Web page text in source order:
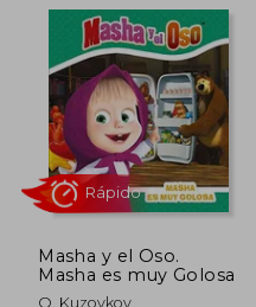
Masha y el Oso.
Masha es muy Golosa
O. Kuzovkov